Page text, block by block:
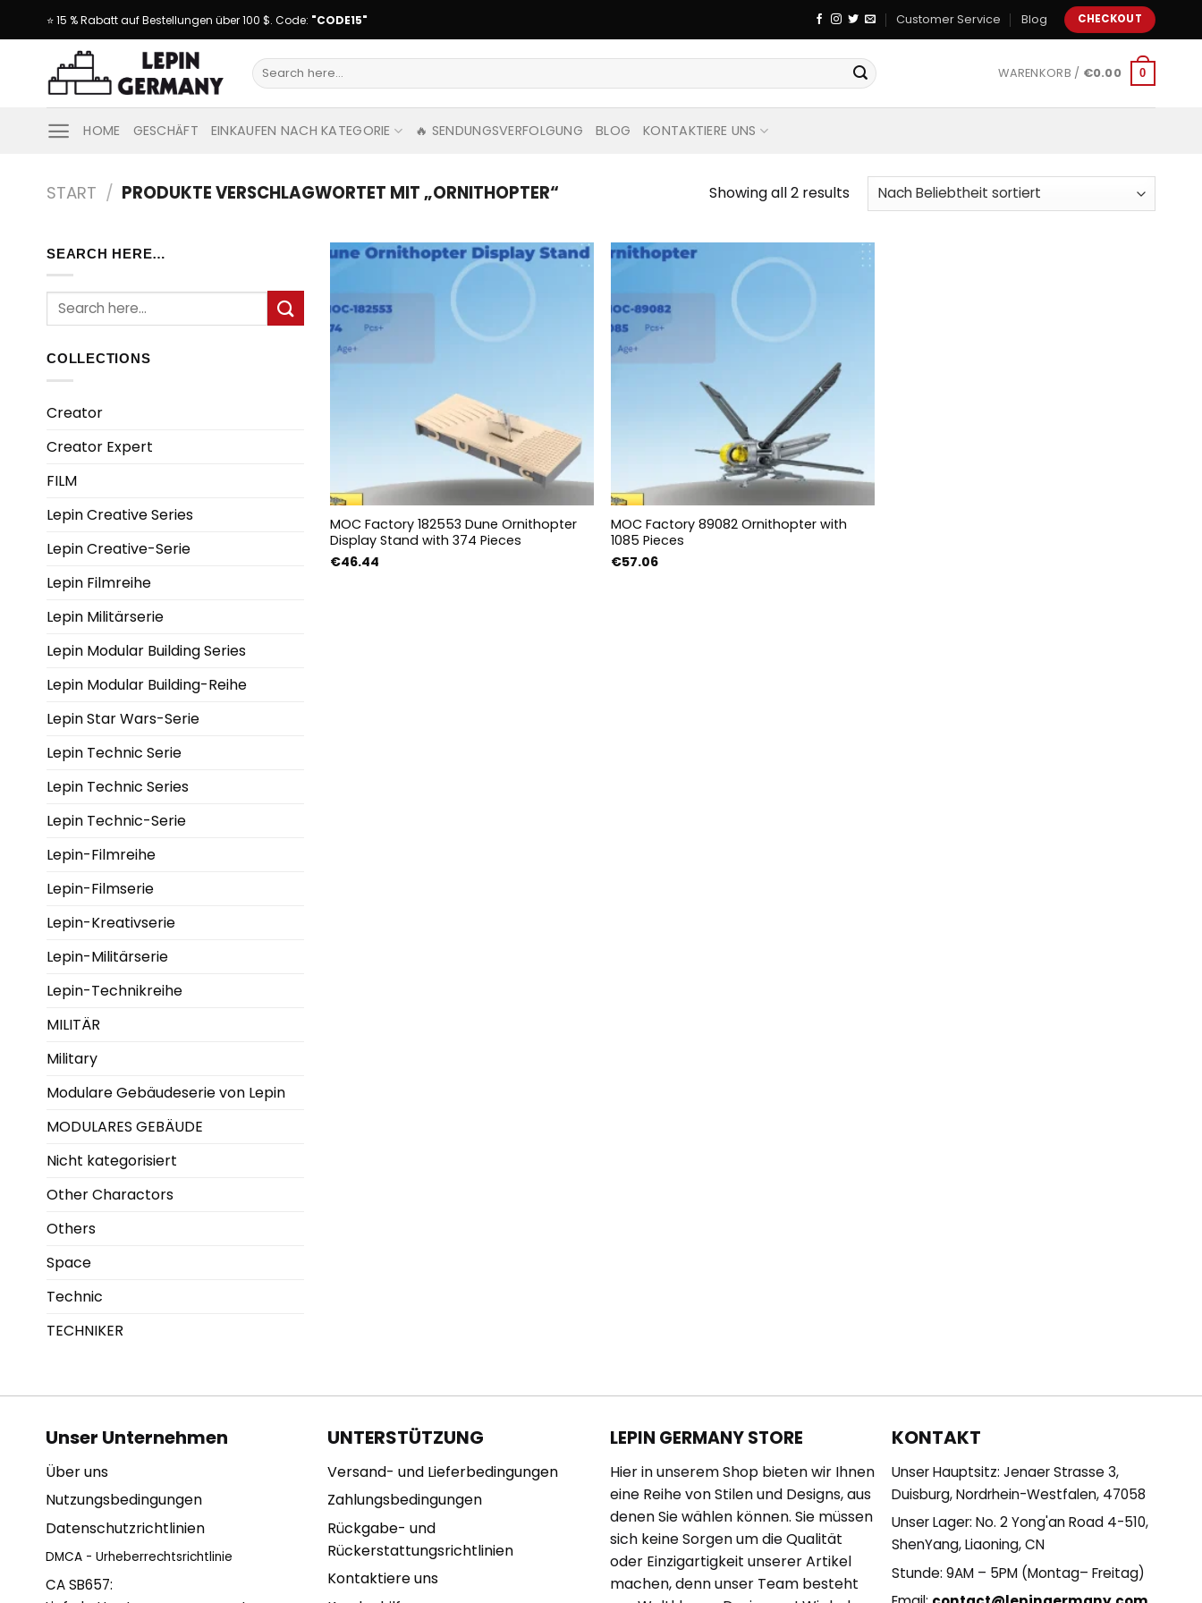
⭐ 15 % Rabatt auf Bestellungen über 100 $. Code: "CODE15" Customer Service Blog CHECKOUT
Suche
nach:
WARENKORB / €0.00 0
HOME GESCHÄFT EINKAUFEN NACH KATEGORIE 🔥 SENDUNGSVERFOLGUNG BLOG KONTAKTIERE UNS
START / PRODUKTE VERSCHLAGWORTET MIT „ORNITHOPTER“ Showing all 2 results
SEARCH HERE…
Suche
nach:
COLLECTIONS
Creator
Creator Expert
FILM
Lepin Creative Series
Lepin Creative-Serie
Lepin Filmreihe
Lepin Militärserie
Lepin Modular Building Series
Lepin Modular Building-Reihe
Lepin Star Wars-Serie
Lepin Technic Serie
Lepin Technic Series
Lepin Technic-Serie
Lepin-Filmreihe
Lepin-Filmserie
Lepin-Kreativserie
Lepin-Militärserie
Lepin-Technikreihe
MILITÄR
Military
Modulare Gebäudeserie von Lepin
MODULARES GEBÄUDE
Nicht kategorisiert
Other Charactors
Others
Space
Technic
TECHNIKER
MOC Factory 182553 Dune Ornithopter
Display Stand with 374 Pieces
€46.44
MOC Factory 89082 Ornithopter with
1085 Pieces
€57.06
Unser Unternehmen
Über uns
Nutzungsbedingungen
Datenschutzrichtlinien
DMCA - Urheberrechtsrichtlinie
CA SB657:
UNTERSTÜTZUNG
Versand- und Lieferbedingungen
Zahlungsbedingungen
Rückgabe- und
Rückerstattungsrichtlinien
Kontaktiere uns
LEPIN GERMANY STORE
Hier in unserem Shop bieten wir Ihnen
eine Reihe von Stilen und Designs, aus
denen Sie wählen können. Sie müssen
sich keine Sorgen um die Qualität
oder Einzigartigkeit unserer Artikel
machen, denn unser Team besteht
KONTAKT
Unser Hauptsitz: Jenaer Strasse 3,
Duisburg, Nordrhein-Westfalen, 47058
Unser Lager: No. 2 Yong'an Road 4-510,
ShenYang, Liaoning, CN
Stunde: 9AM – 5PM (Montag– Freitag)